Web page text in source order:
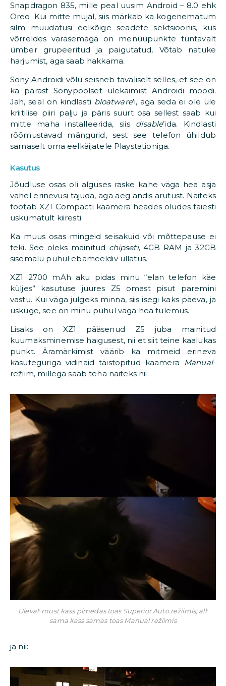
Snapdragon 835, mille peal uusim Android – 8.0 ehk
Oreo. Kui mitte mujal, siis märkab ka kogenematum
silm muudatusi eelkõige seadete sektsioonis, kus
võrreldes varasemaga on menüüpunkte tuntavalt
ümber grupeeritud ja paigutatud. Võtab natuke
harjumist, aga saab hakkama.
Sony Androidi võlu seisneb tavaliselt selles, et see on
ka pärast Sonypoolset ülekäimist Androidi moodi.
Jah, seal on kindlasti bloatware’i, aga seda ei ole üle
kriitilise piiri palju ja päris suurt osa sellest saab kui
mitte maha installeerida, siis disable’ida. Kindlasti
rõõmustavad mängurid, sest see telefon ühildub
sarnaselt oma eelkäijatele Playstationiga.
Kasutus
Jõudluse osas oli alguses raske kahe väga hea asja
vahel erinevusi tajuda, aga aeg andis arutust. Näiteks
töötab XZ1 Compacti kaamera heades oludes täiesti
uskumatult kiiresti.
Ka muus osas mingeid seisakuid või mõttepause ei
teki. See oleks mainitud chipseti, 4GB RAM ja 32GB
sisemälu puhul ebameeldiv üllatus.
XZ1 2700 mAh aku pidas minu “elan telefon käe
küljes” kasutuse juures Z5 omast pisut paremini
vastu. Kui väga julgeks minna, siis isegi kaks päeva, ja
uskuge, see on minu puhul väga hea tulemus.
Lisaks on XZ1 pääsenud Z5 juba mainitud
kuumaksminemise haigusest, nii et siit teine kaalukas
punkt. Äramärkimist väärib ka mitmeid erineva
kasuteguriga vidinaid täistopitud kaamera Manual-
režiim, millega saab teha näiteks nii:
Üleval: must kass pimedas toas Superior Auto režiimis; all:
sama kass samas toas Manual režiimis
ja nii: